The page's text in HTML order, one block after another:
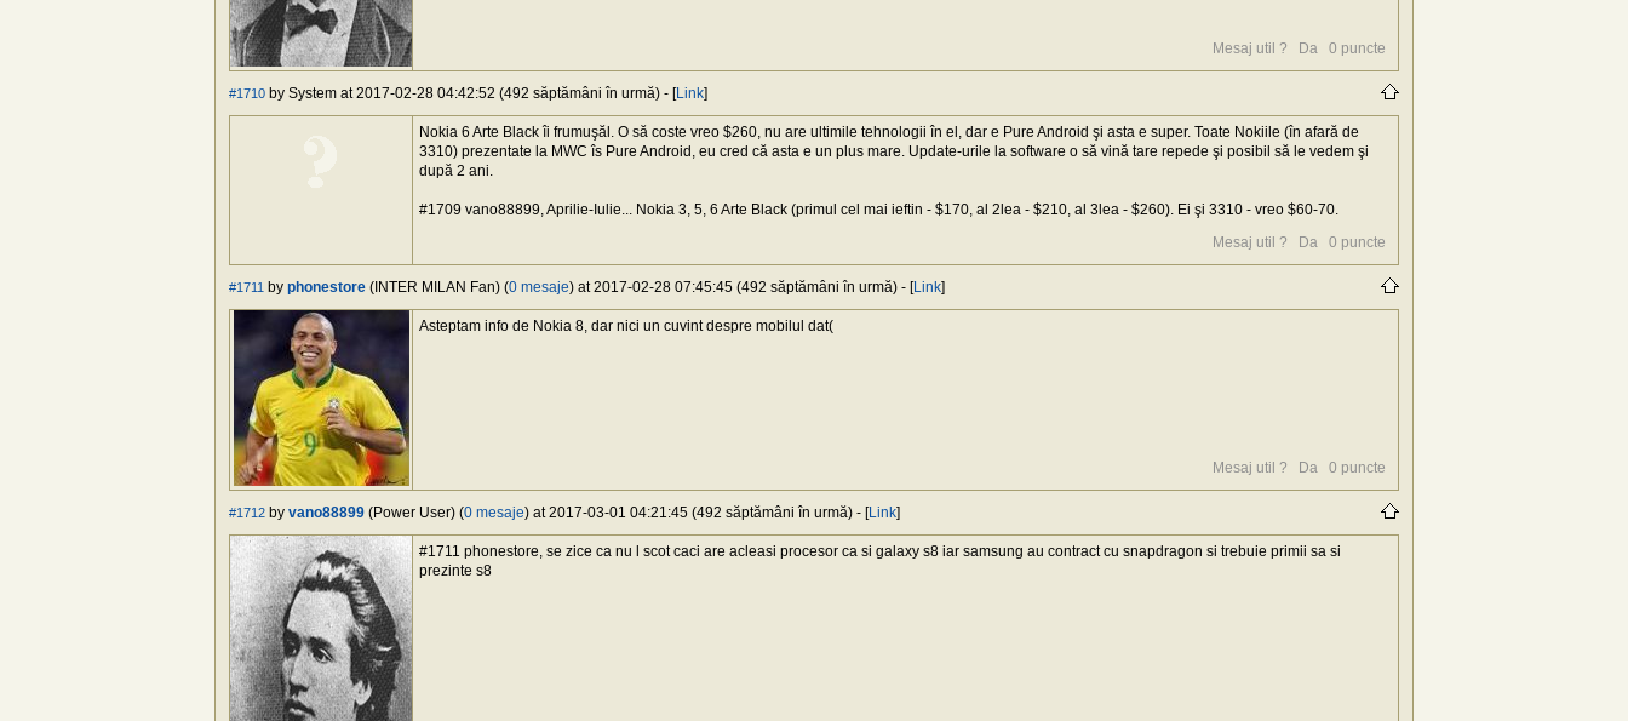
Mesaj util ? Da 0 puncte
#1710 by System at 2017-02-28 04:42:52 (492 săptămâni în urmă) - [Link]
Nokia 6 Arte Black îi frumuşăl. O să coste vreo $260, nu are ultimile tehnologii în el, dar e Pure Android şi asta e super. Toate Nokiile (în afară de
3310) prezentate la MWC îs Pure Android, eu cred că asta e un plus mare. Update-urile la software o să vină tare repede şi posibil să le vedem şi
după 2 ani.
#1709 vano88899, Aprilie-Iulie... Nokia 3, 5, 6 Arte Black (primul cel mai ieftin - $170, al 2lea - $210, al 3lea - $260). Ei şi 3310 - vreo $60-70.
Mesaj util ?
Da 0 puncte
#1711 by phonestore (INTER MILAN Fan) (0 mesaje) at 2017-02-28 07:45:45 (492 săptămâni în urmă) - [Link]
Asteptam info de Nokia 8, dar nici un cuvint despre mobilul dat(
Mesaj util ? Da 0 puncte
#1712 by vano88899 (Power User) (0 mesaje) at 2017-03-01 04:21:45 (492 săptămâni în urmă) - [Link]
#1711 phonestore, se zice ca nu l scot caci are acleasi procesor ca si galaxy s8 iar samsung au contract cu snapdragon si trebuie primii sa si
prezinte s8